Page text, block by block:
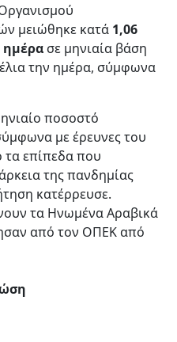
μειώθηκε κατά 1,06
ημέρα σε μηνιαία βάση
την ημέρα, σύμφωνα
ποσοστό
με έρευνες του
επίπεδα που
της πανδημίας
κατέρρευσε.
τα Ηνωμένα Αραβικά
από τον ΟΠΕΚ από